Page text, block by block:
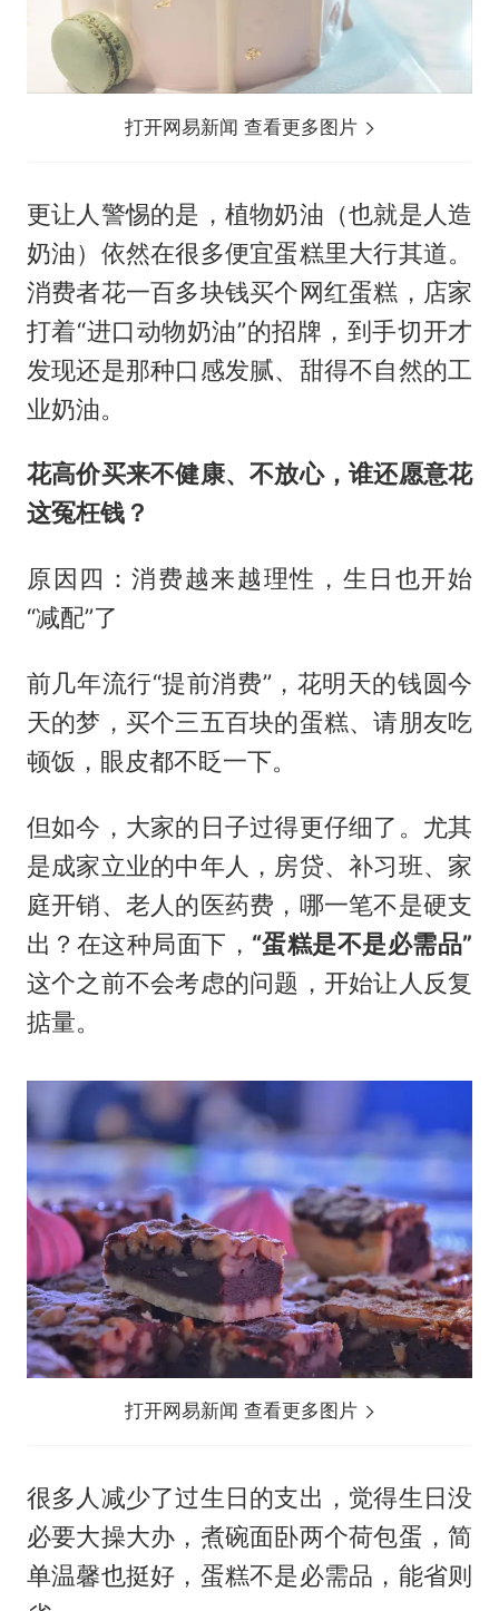
打开网易新闻 查看更多图片
更让人警惕的是，植物奶油（也就是人造
奶油）依然在很多便宜蛋糕里大行其道。
消费者花一百多块钱买个网红蛋糕，店家
打着“进口动物奶油”的招牌，到手切开才
发现还是那种口感发腻、甜得不自然的工
业奶油。
花高价买来不健康、不放心，谁还愿意花
这冤枉钱？
原因四：消费越来越理性，生日也开始
“减配”了
前几年流行“提前消费”，花明天的钱圆今
天的梦，买个三五百块的蛋糕、请朋友吃
顿饭，眼皮都不眨一下。
但如今，大家的日子过得更仔细了。尤其
是成家立业的中年人，房贷、补习班、家
庭开销、老人的医药费，哪一笔不是硬支
出？在这种局面下， “蛋糕是不是必需品”
这个之前不会考虑的问题，开始让人反复
掂量。
打开网易新闻 查看更多图片
很多人减少了过生日的支出，觉得生日没
必要大操大办，煮碗面卧两个荷包蛋，简
单温馨也挺好，蛋糕不是必需品，能省则